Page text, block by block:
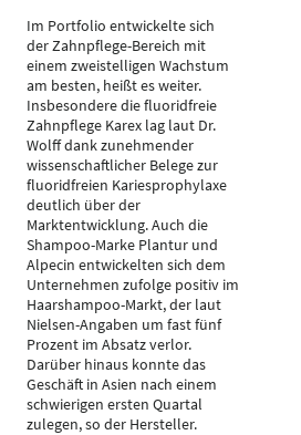
Im Portfolio entwickelte sich
der Zahnpflege-Bereich mit
einem zweistelligen Wachstum
am besten, heißt es weiter.
Insbesondere die fluoridfreie
Zahnpflege Karex lag laut Dr.
Wolff dank zunehmender
wissenschaftlicher Belege zur
fluoridfreien Kariesprophylaxe
deutlich über der
Marktentwicklung. Auch die
Shampoo-Marke Plantur und
Alpecin entwickelten sich dem
Unternehmen zufolge positiv im
Haarshampoo-Markt, der laut
Nielsen-Angaben um fast fünf
Prozent im Absatz verlor.
Darüber hinaus konnte das
Geschäft in Asien nach einem
schwierigen ersten Quartal
zulegen, so der Hersteller.